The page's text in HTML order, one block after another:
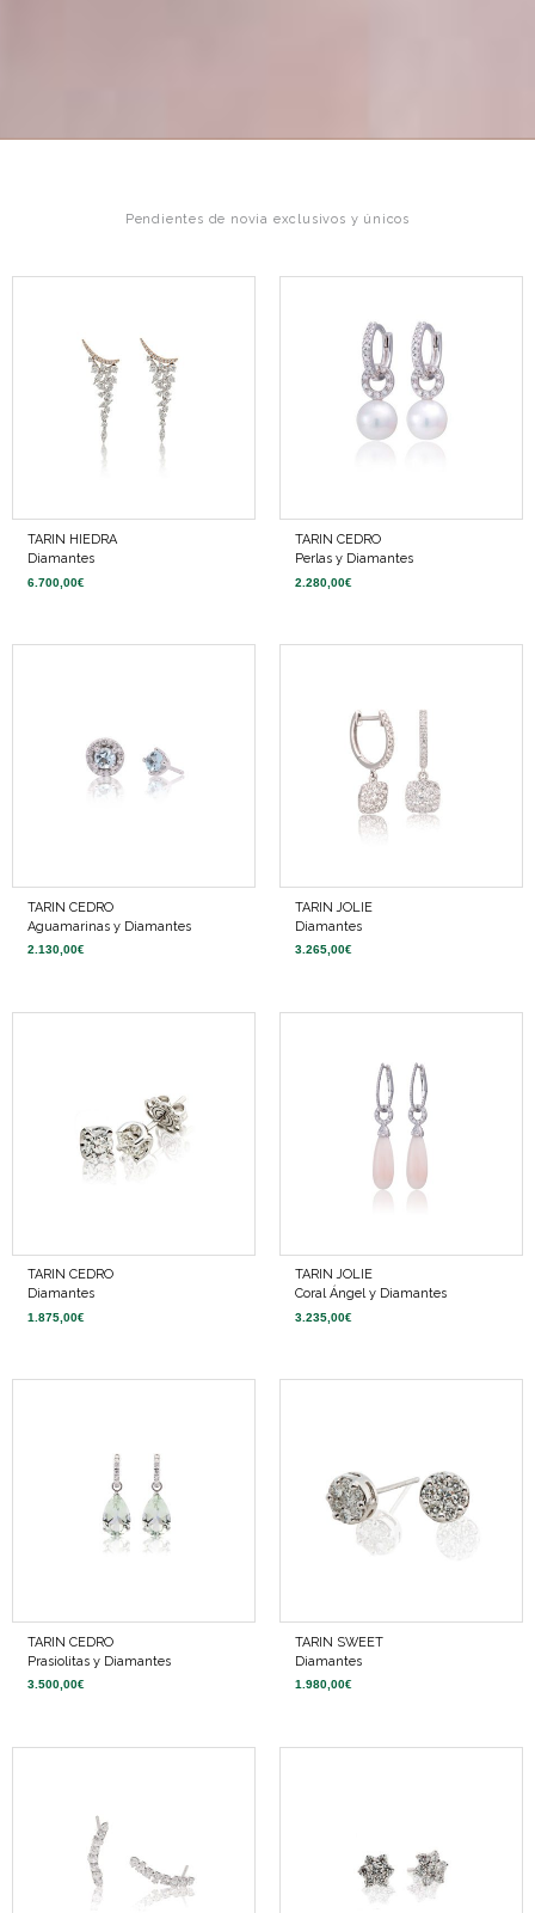
Pendientes de novia exclusivos y únicos
TARIN HIEDRA
Diamantes
6.700,00€
TARIN CEDRO
Perlas y Diamantes
2.280,00€
TARIN CEDRO
Aguamarinas y Diamantes
2.130,00€
TARIN JOLIE
Diamantes
3.265,00€
TARIN CEDRO
Diamantes
1.875,00€
TARIN JOLIE
Coral Ángel y Diamantes
3.235,00€
TARIN CEDRO
Prasiolitas y Diamantes
3.500,00€
TARIN SWEET
Diamantes
1.980,00€